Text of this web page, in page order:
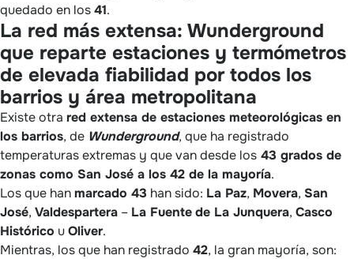
quedado en los41.
La red más extensa: Wunderground
que reparte estaciones y termómetros
de elevada fiabilidad por todos los
barrios y área metropolitana
Existe otra red extensa de estaciones meteorológicas en
los barrios, de Wunderground, que ha registrado
temperaturas extremas y que van desde los 43 grados de
zonas como San José a los 42 de la mayoría.
Los que hanmarcado 43 han sido: La Paz, Movera, San
José, Valdespartera – La Fuentede La Junquera, Casco
Histórico uOliver.
Mientras, los que han registrado 42, la gran mayoría, son: